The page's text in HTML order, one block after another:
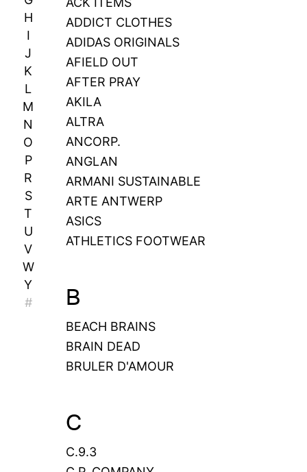
H
I
J
K
L
M
N
O
P
R
S
T
U
V
W
Y
#
ADDICT CLOTHES
ADIDAS ORIGINALS
AFIELD OUT
AFTER PRAY
AKILA
ALTRA
ANCORP.
ANGLAN
ARMANI SUSTAINABLE
ARTE ANTWERP
ASICS
ATHLETICS FOOTWEAR
B
BEACH BRAINS
BRAIN DEAD
BRULER D'AMOUR
C
C.9.3